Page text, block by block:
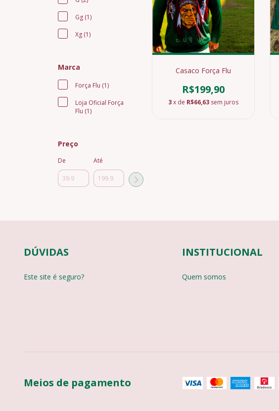
Gg (1)
Xg (1)
Marca
Força Flu (1)
Loja Oficial Força
Flu (1)
Preço
De Até
Casaco Força Flu
R$199,90
3x de R$66,63 sem juros
DÚVIDAS
Este site é seguro?
INSTITUCIONAL
Quem somos
Meios de pagamento